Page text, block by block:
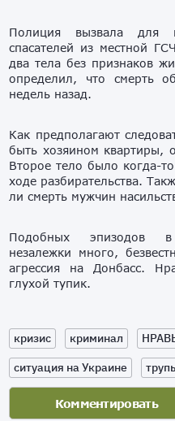
Полиция вызвала для
спасателей из местной
два тела без признаков
определил, что смерть
недель назад.
Как предполагают
быть хозяином квартиры,
Второе тело было когда-
ходе разбирательства.
ли смерть мужчин
Подобных эпизодов в
незалежки много,
агрессия на Донбасс.
глухой тупик.
кризис криминал
ситуация на Украине